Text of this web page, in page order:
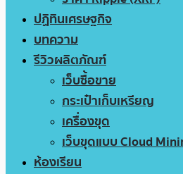
ปฏิทินเศรษฐกิจ
บทความ
รีวิวผลิตภัณฑ์
เว็บซื้อขาย
กระเป๋าเก็บเหรียญ
เครื่องขุด
เว็บขุดแบบ Cloud
ห้องเรียน